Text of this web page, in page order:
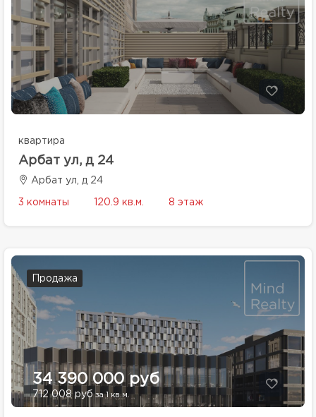
квартира
Арбат ул, д 24
Арбат ул, д 24
3 комнаты 120.9 кв.м. 8 этаж
Продажа
34 390 000 руб
712 008 рубза 1 кв.м.